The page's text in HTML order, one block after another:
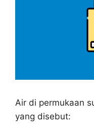
Air di permukaan
yang disebut: